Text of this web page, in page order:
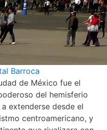
Barroca
de México fue el
del hemisferio
extenderse desde el
centroamericano, y